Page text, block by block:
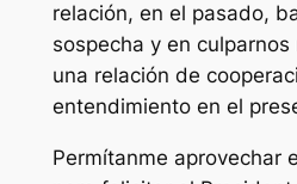
relación, en el pasado,
sospecha y en
una relación de
entendimiento en el
Permítanme aprovechar